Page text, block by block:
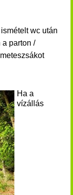
wc után
parton /
Ha a
vízállás